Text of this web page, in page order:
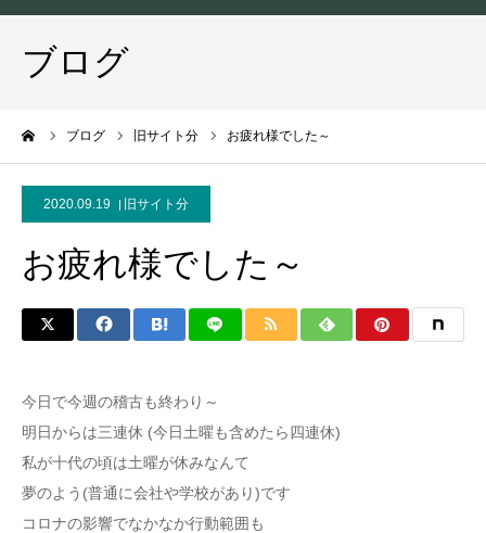
ブログ
ブログ 旧サイト分 お疲れ様でした～
2020.09.19 旧サイト分
お疲れ様でした～
今日で今週の稽古も終わり～
明日からは三連休 (今日土曜も含めたら四連休)
私が十代の頃は土曜が休みなんて
夢のよう(普通に会社や学校があり)です
コロナの影響でなかなか行動範囲も